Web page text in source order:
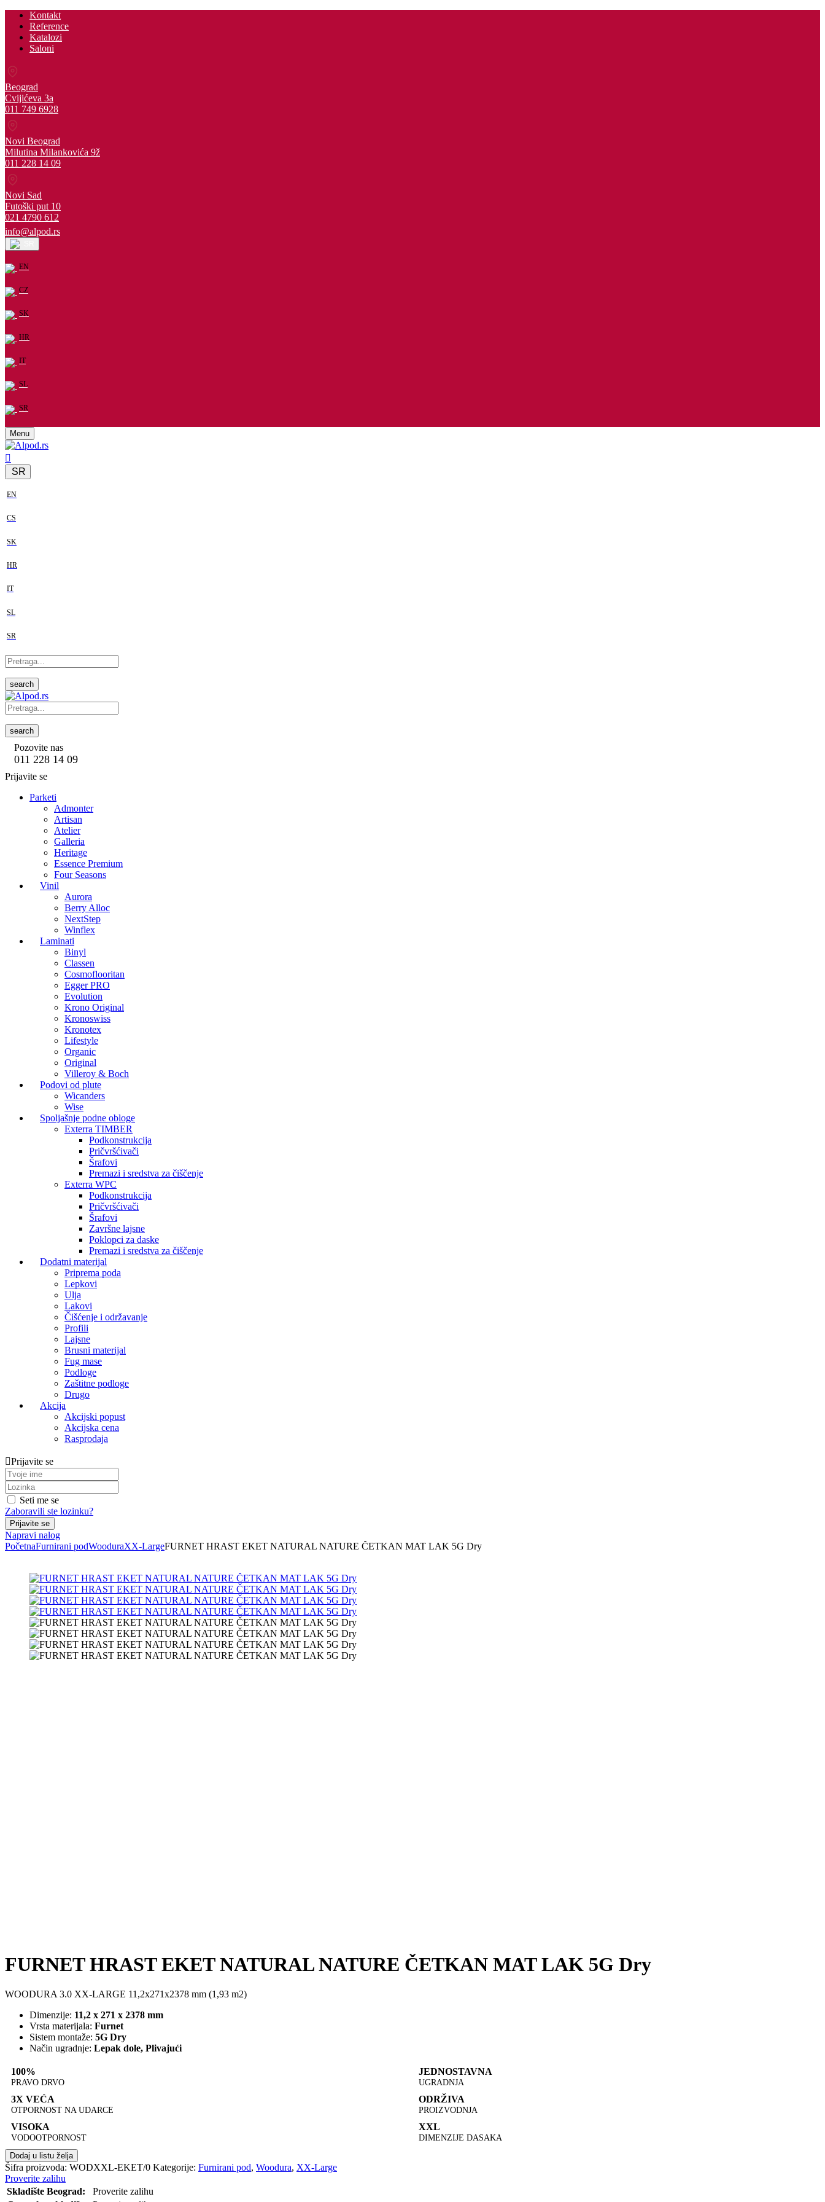
Kontakt
Reference
Katalozi
Saloni
Beograd
Cvijićeva 3a
011 749 6928
Novi Beograd
Milutina Milankovića 9ž
011 228 14 09
Novi Sad
Futoški put 10
021 4790 612
info@alpod.rs
EN
CZ
SK
HR
IT
SL
SR
Menu
SR
EN
CS
SK
HR
IT
SL
SR
search
search
Pozovite nas
011 228 14 09
Prijavite se
Parketi
Admonter
Artisan
Atelier
Galleria
Heritage
Essence Premium
Four Seasons
Vinil
Aurora
Berry Alloc
NextStep
Winflex
Laminati
Binyl
Classen
Cosmoflooritan
Egger PRO
Evolution
Krono Original
Kronoswiss
Kronotex
Lifestyle
Organic
Original
Villeroy & Boch
Podovi od plute
Wicanders
Wise
Spoljašnje podne obloge
Exterra TIMBER
Podkonstrukcija
Pričvršćivači
Šrafovi
Premazi i sredstva za čiščenje
Exterra WPC
Podkonstrukcija
Pričvršćivači
Šrafovi
Završne lajsne
Poklopci za daske
Premazi i sredstva za čiščenje
Dodatni materijal
Priprema poda
Lepkovi
Ulja
Lakovi
Čišćenje i održavanje
Profili
Lajsne
Brusni materijal
Fug mase
Podloge
Zaštitne podloge
Drugo
Akcija
Akcijski popust
Akcijska cena
Rasprodaja
Prijavite se
Seti me se
Zaboravili ste lozinku?
Napravi nalog
PočetnaFurnirani podWooduraXX-LargeFURNET HRAST EKET NATURAL NATURE ČETKAN MAT LAK 5G Dry
FURNET HRAST EKET NATURAL NATURE ČETKAN MAT LAK 5G Dry
WOODURA 3.0 XX-LARGE 11,2x271x2378 mm (1,93 m2)
Dimenzije: 11,2 x 271 x 2378 mm
Vrsta materijala: Furnet
Sistem montaže: 5G Dry
Način ugradnje: Lepak dole, Plivajući
100%
PRAVO DRVO
JEDNOSTAVNA
UGRADNJA
3X VEĆA
OTPORNOST NA UDARCE
ODRŽIVA
PROIZVODNJA
VISOKA
VODOOTPORNOST
XXL
DIMENZIJE DASAKA
Dodaj u listu želja
Šifra proizvoda: WODXXL-EKET/0 Kategorije: Furnirani pod, Woodura, XX-Large
Proverite zalihu
Skladište Beograd:
Proverite zalihu